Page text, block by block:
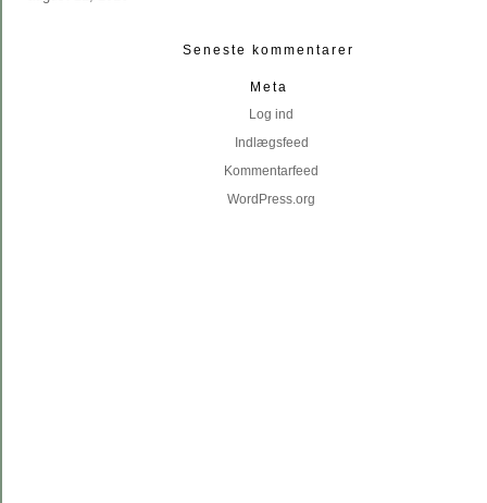
Seneste kommentarer
Meta
Log ind
Indlægsfeed
Kommentarfeed
WordPress.org